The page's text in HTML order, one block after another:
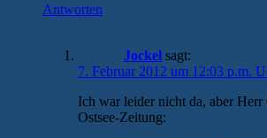
Antworten
Jockel sagt:
7. Februar 2012 um 12:03 p.m.
Ich war leider nicht da, aber
Ostsee-Zeitung: